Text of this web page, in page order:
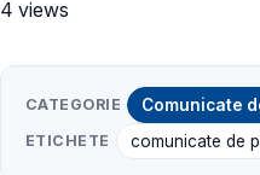
4 views
CATEGORIE Comunicate
ETICHETE comunicate de